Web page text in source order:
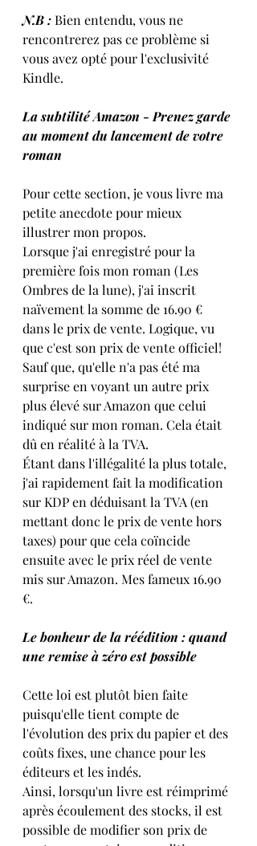
N.B : Bien entendu, vous ne
rencontrerez pas ce problème si
vous avez opté pour l'exclusivité
Kindle.
La subtilité Amazon - Prenez garde
au moment du lancement de votre
roman
Pour cette section, je vous livre ma
petite anecdote pour mieux
illustrer mon propos.
Lorsque j'ai enregistré pour la
première fois mon roman (Les
Ombres de la lune), j'ai inscrit
naïvement la somme de 16.90 €
dans le prix de vente. Logique, vu
que c'est son prix de vente officiel!
Sauf que, qu'elle n'a pas été ma
surprise en voyant un autre prix
plus élevé sur Amazon que celui
indiqué sur mon roman. Cela était
dû en réalité à la TVA.
Étant dans l'illégalité la plus totale,
j'ai rapidement fait la modification
sur KDP en déduisant la TVA (en
mettant donc le prix de vente hors
taxes) pour que cela coïncide
ensuite avec le prix réel de vente
mis sur Amazon. Mes fameux 16.90
€.
Le bonheur de la réédition : quand
une remise à zéro est possible
Cette loi est plutôt bien faite
puisqu'elle tient compte de
l'évolution des prix du papier et des
coûts fixes, une chance pour les
éditeurs et les indés.
Ainsi, lorsqu'un livre est réimprimé
après écoulement des stocks, il est
possible de modifier son prix de